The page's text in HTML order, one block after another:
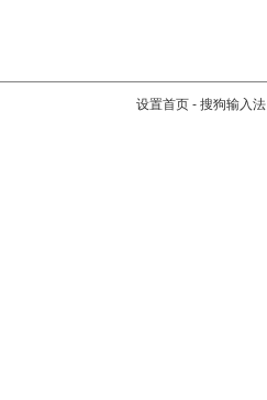
设置首页 - 搜狗输入法